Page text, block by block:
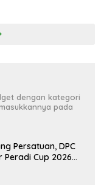
dengan kategori
pada
Persatuan, DPC
Peradi Cup 2026